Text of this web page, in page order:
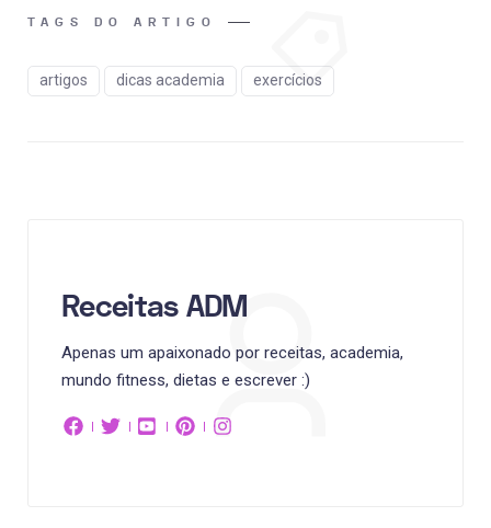
TAGS DO ARTIGO
artigos dicas academia exercícios
Receitas ADM
Apenas um apaixonado por receitas, academia,
mundo fitness, dietas e escrever :)